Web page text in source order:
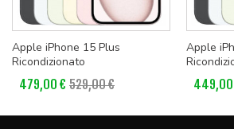
Apple iPhone 15 Plus
Ricondizionato
479,00 € 529,00 €
Apple
449,00